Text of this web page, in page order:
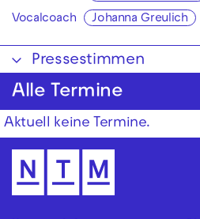
Vocalcoach Johanna Greulich
Pressestimmen
Alle Termine
Aktuell keine Termine.